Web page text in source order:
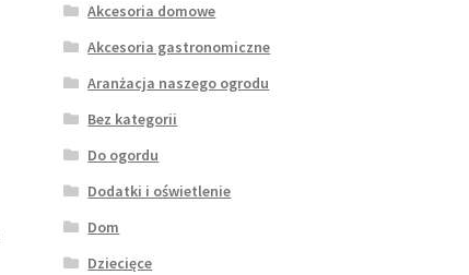
Akcesoria domowe
Akcesoria gastronomiczne
Aranżacja naszego ogrodu
Bez kategorii
Do ogordu
Dodatki i oświetlenie
Dom
Dziecięce